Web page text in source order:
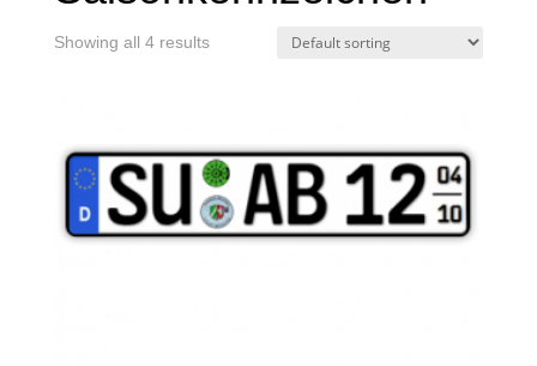
Showing all 4 results